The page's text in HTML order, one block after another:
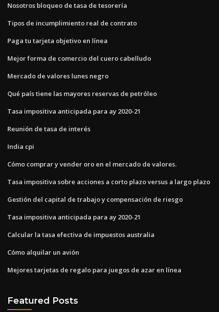
Nosotros bloqueo de tasa de tesorería
Tipos de incumplimiento real de contrato
Paga tu tarjeta objetivo en línea
Mejor forma de comercio del cuero cabelludo
Mercado de valores lunes negro
Qué país tiene las mayores reservas de petróleo
Tasa impositiva anticipada para ay 2020-21
Reunión de tasa de interés
India cpi
Cómo comprar y vender oro en el mercado de valores.
Tasa impositiva sobre acciones a corto plazo versus a largo plazo
Gestión del capital de trabajo y compensación de riesgo
Tasa impositiva anticipada para ay 2020-21
Calcular la tasa efectiva de impuestos australia
Cómo alquilar un avión
Mejores tarjetas de regalo para juegos de azar en línea
Featured Posts